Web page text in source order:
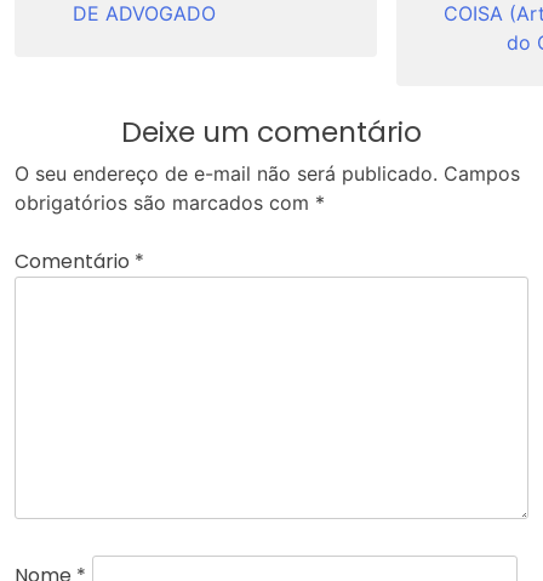
DE ADVOGADO
COISA
do
Deixe um comentário
O seu endereço de e-mail não será publicado. Campos
obrigatórios são marcados com *
Comentário *